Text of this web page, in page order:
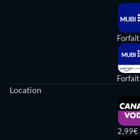
Forfait
Forfait
Location
2,99€